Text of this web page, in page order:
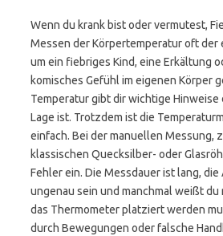
Wenn du krank bist oder vermutest,
Messen der Körpertemperatur oft der
um ein fiebriges Kind, eine Erkältung
komisches Gefühl im eigenen Körper
Temperatur gibt dir wichtige Hinweise
Lage ist. Trotzdem ist die
einfach. Bei der manuellen Messung,
klassischen Quecksilber- oder
Fehler ein. Die Messdauer ist lang, die
ungenau sein und manchmal weißt
das Thermometer platziert werden
durch Bewegungen oder falsche